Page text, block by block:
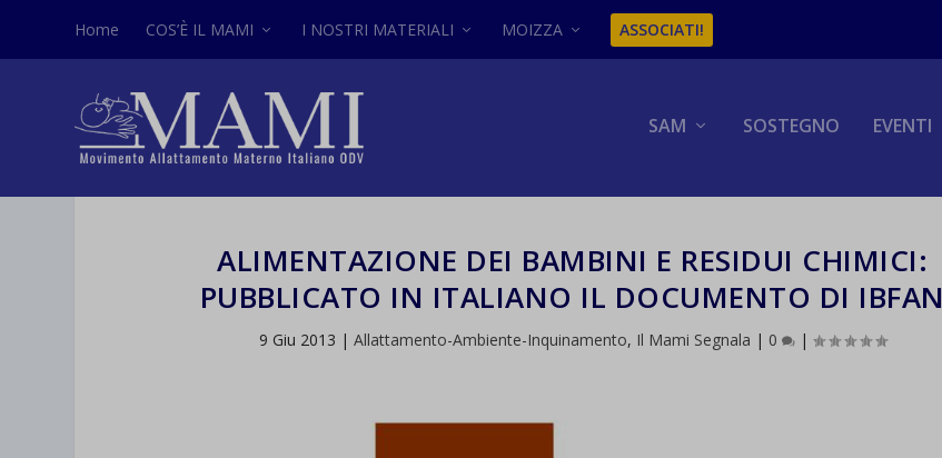
Home COS’È IL MAMI I NOSTRI MATERIALI MOIZZA ASSOCIATI!
SAM SOSTEGNO EVENTI
ALIMENTAZIONE DEI BAMBINI E RESIDUI CHIMICI:
PUBBLICATO IN ITALIANO IL DOCUMENTO DI IBFAN
9 Giu 2013 | Allattamento-Ambiente-Inquinamento, Il Mami Segnala | 0 |